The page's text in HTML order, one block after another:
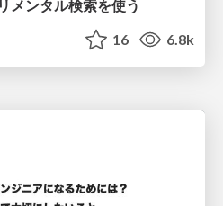
メンタル検索を使う
16 6.8k